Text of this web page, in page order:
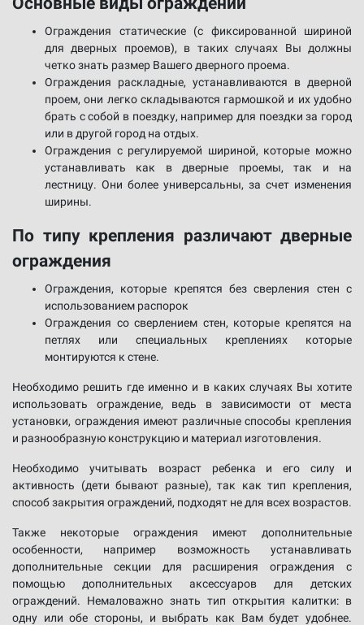
Ограждения статические (с фиксированной шириной
для дверных проемов), в таких случаях Вы должны
четко знать размер Вашего дверного проема.
Ограждения раскладные, устанавливаются в дверной
проем, они легко складываются гармошкой и их удобно
брать с собой в поездку, например для поездки за город
или в другой город на отдых.
Ограждения с регулируемой шириной, которые можно
устанавливать как в дверные проемы, так и на
лестницу. Они более универсальны, за счет изменения
ширины.
По типу крепления различают дверные
ограждения
Ограждения, которые крепятся без сверления стен с
использованием распорок
Ограждения со сверлением стен, которые крепятся на
петлях или специальных креплениях которые
монтируются к стене.
Необходимо решить где именно и в каких случаях Вы хотите
использовать ограждение, ведь в зависимости от места
установки, ограждения имеют различные способы крепления
и разнообразную конструкцию и материал изготовления.
Необходимо учитывать возраст ребенка и его силу и
активность (дети бывают разные), так как тип крепления,
способ закрытия ограждений, подходят не для всех возрастов.
Также некоторые ограждения имеют дополнительные
особенности, например возможность устанавливать
дополнительные секции для расширения ограждения с
помощью дополнительных аксессуаров для детских
ограждений. Немаловажно знать тип открытия калитки: в
одну или обе стороны, и выбрать как Вам будет удобнее.